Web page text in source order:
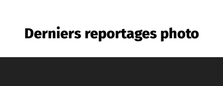
Derniers reportages photo